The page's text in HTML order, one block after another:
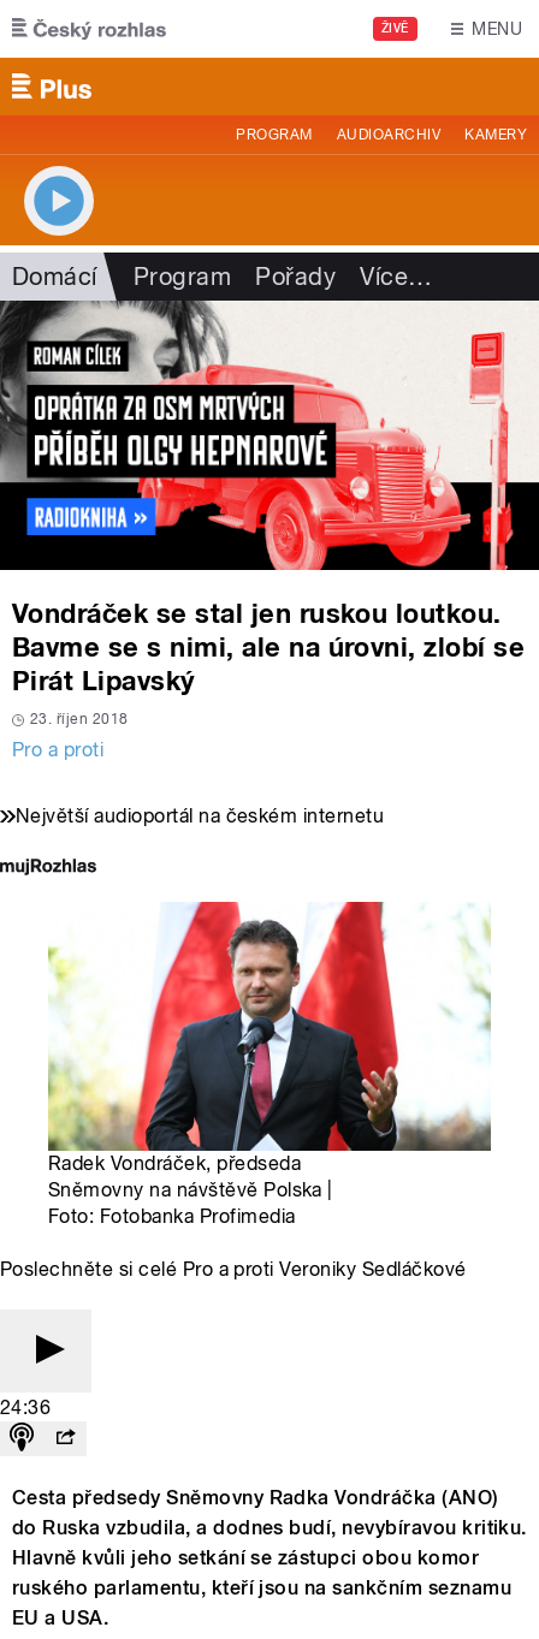
Přejít k hlavnímu obsahu
ŽIVĚ MENU
PROGRAM AUDIOARCHIV KAMERY
Domácí Program Pořady Více…
Vondráček se stal jen ruskou loutkou.
Bavme se s nimi, ale na úrovni, zlobí se
Pirát Lipavský
23. říjen 2018
Pro a proti
Největší audioportál na českém internetu
Radek Vondráček, předseda
Sněmovny na návštěvě Polska |
Foto: Fotobanka Profimedia
Poslechněte si celé Pro a proti Veroniky Sedláčkové
24:36
Cesta předsedy Sněmovny Radka Vondráčka (ANO)
do Ruska vzbudila, a dodnes budí, nevybíravou kritiku.
Hlavně kvůli jeho setkání se zástupci obou komor
ruského parlamentu, kteří jsou na sankčním seznamu
EU a USA.